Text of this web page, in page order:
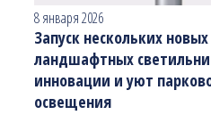
8 января 2026
Запуск нескольких новых
ландшафтных
инновации и уют
освещения